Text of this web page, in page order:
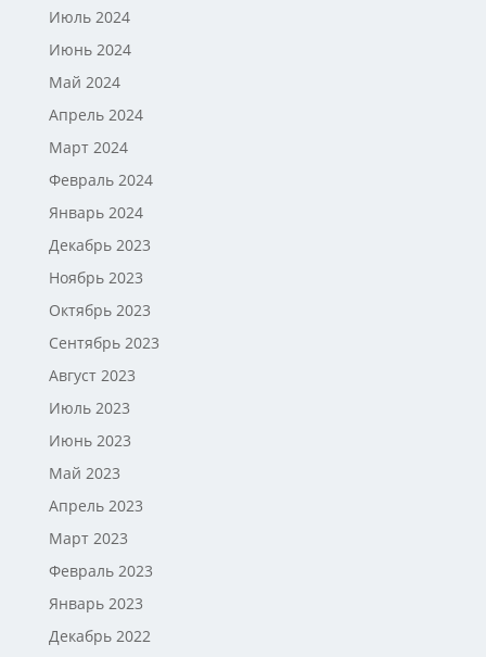
Июль 2024
Июнь 2024
Май 2024
Апрель 2024
Март 2024
Февраль 2024
Январь 2024
Декабрь 2023
Ноябрь 2023
Октябрь 2023
Сентябрь 2023
Август 2023
Июль 2023
Июнь 2023
Май 2023
Апрель 2023
Март 2023
Февраль 2023
Январь 2023
Декабрь 2022